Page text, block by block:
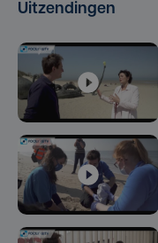
Uitzendingen